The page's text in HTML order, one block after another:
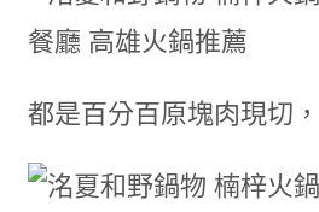
都是百分百原塊肉現切